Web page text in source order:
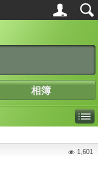
相簿
1,601